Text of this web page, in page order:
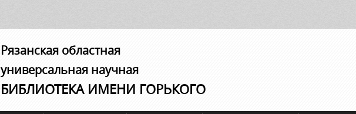
Рязанская областная
универсальная научная
БИБЛИОТЕКА ИМЕНИ ГОРЬКОГО